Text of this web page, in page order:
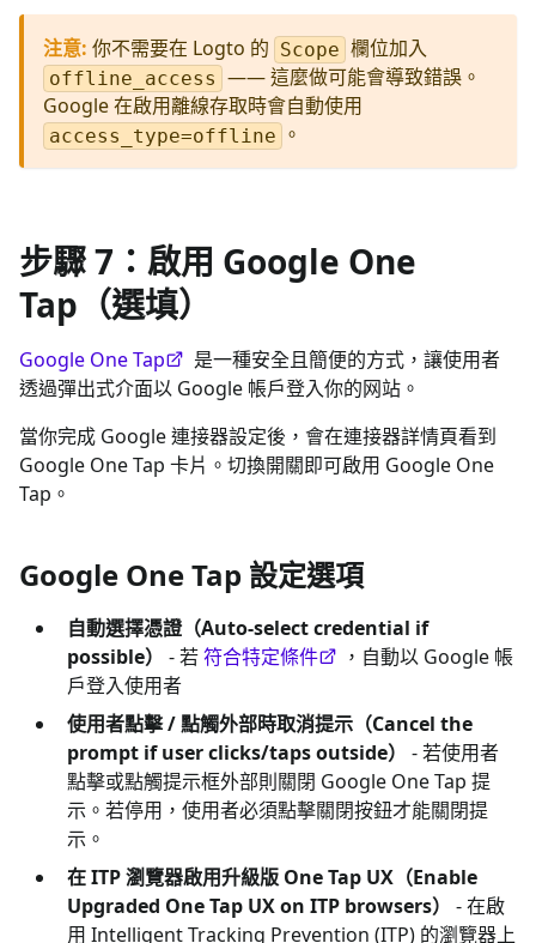
注意: 你不需要在 Logto 的 Scope 欄位加入
offline_access —— 這麼做可能會導致錯誤。
Google 在啟用離線存取時會自動使用
access_type=offline 。
步驟 7：啟用 Google One
Tap（選填）
Google One Tap
是一種安全且簡便的方式，讓使用者
透過彈出式介面以 Google 帳戶登入你的网站。
當你完成 Google 連接器設定後，會在連接器詳情頁看到
Google One Tap 卡片。切換開關即可啟用 Google One
Tap。
Google One Tap 設定選項
自動選擇憑證（Auto-select credential if
possible）
- 若符合特定條件
，自動以 Google 帳
戶登入使用者
使用者點擊 / 點觸外部時取消提示（Cancel the
prompt if user clicks/taps outside）
- 若使用者
點擊或點觸提示框外部則關閉 Google One Tap 提
示。若停用，使用者必須點擊關閉按鈕才能關閉提
示。
在 ITP 瀏覽器啟用升級版 One Tap UX（Enable
Upgraded One Tap UX on ITP browsers）
- 在啟
用 Intelligent Tracking Prevention (ITP) 的瀏覽器上